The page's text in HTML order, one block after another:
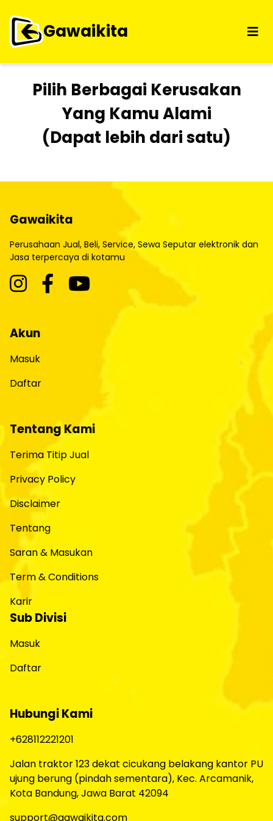
Gawaikita
Pilih Berbagai Kerusakan
Yang Kamu Alami
(Dapat lebih dari satu)
Gawaikita
Perusahaan Jual, Beli, Service, Sewa Seputar elektronik dan
Jasa terpercaya di kotamu
Akun
Masuk
Daftar
Tentang Kami
Terima Titip Jual
Privacy Policy
Disclaimer
Tentang
Saran & Masukan
Term & Conditions
Karir
Sub Divisi
Masuk
Daftar
Hubungi Kami
+628112221201
Jalan traktor 123 dekat cicukang belakang kantor PU
ujung berung (pindah sementara), Kec. Arcamanik,
Kota Bandung, Jawa Barat 42094
support@gawaikita.com